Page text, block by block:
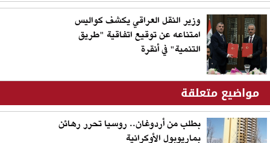
وزير النقل العراقي يكشف كواليس
امتناعه عن توقيع اتفاقية "طريق
التنمية" في أنقرة
مواضيع متعلقة
بطلب من أردوغان.. روسيا تحرر رهائن
بماريوبول الأوكرانية